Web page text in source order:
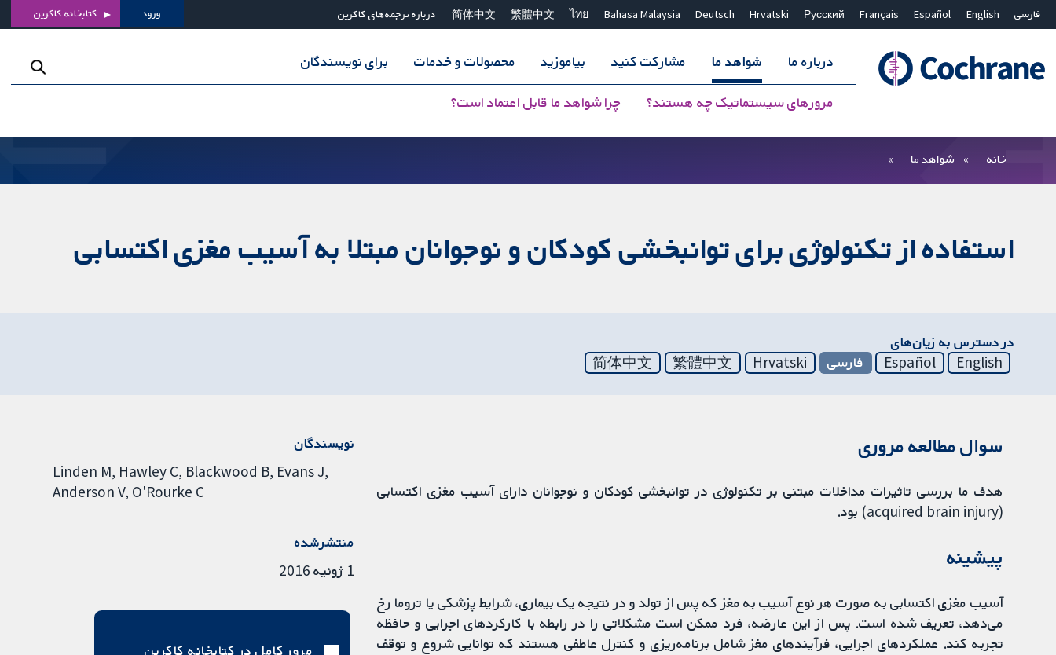
فارسی English
Español
Français
Русский
Hrvatski
Deutsch
Bahasa Malaysia
ไทย
繁體中文
简体中文 درباره ترجمه‌های کاکرین ورود کتابخانه کاکرین
درباره ما شواهد ما
مرورهای سیستماتیک چه هستند؟ چرا شواهد ما قابل اعتماد است؟
مشارکت کنید بیاموزید محصولات و خدمات برای نویسندگان
بستن جستجو ✖
خانه شواهد ما
استفاده از تکنولوژی برای توانبخشی کودکان و نوجوانان مبتلا به آسیب مغزی اکتسابی
در دسترس به زیان‌های
English
Español فارسی Hrvatski
繁體中文
简体中文
سوال مطالعه مروری
هدف ما بررسی تاثیرات مداخلات مبتنی بر تکنولوژی در توانبخشی کودکان و نوجوانان دارای آسیب مغزی اکتسابی
(acquired brain injury) بود.
پیشینه
آسیب مغزی اکتسابی به صورت هر نوع آسیب به مغز که پس از تولد و در نتیجه یک بیماری، شرایط پزشکی یا تروما رخ
می‌دهد، تعریف شده است. پس از این عارضه، فرد ممکن است مشکلاتی را در رابطه با کارکردهای اجرایی و حافظه
تجربه کند. عملکردهای اجرایی، فرآیندهای مغز شامل برنامه‌ریزی و کنترل عاطفی هستند که توانایی شروع و توقف
نویسندگان
Linden M Hawley C Blackwood B Evans J
Anderson V O'Rourke C
منتشرشده
1 ژوئیه 2016
مرور کامل در کتابخانه کاکرین